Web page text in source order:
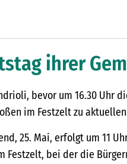
ihrer
bevor um 16.30 Uhr
im Festzelt zu
25. Mai, erfolgt um 11
Festzelt, bei der die